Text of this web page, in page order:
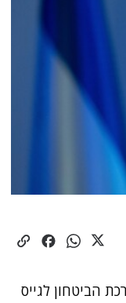
הביטחון לגייס